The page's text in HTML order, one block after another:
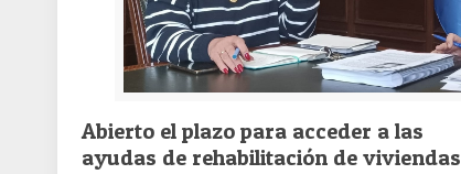
Abierto el plazo para acceder a las
ayudas de rehabilitación de viviendas